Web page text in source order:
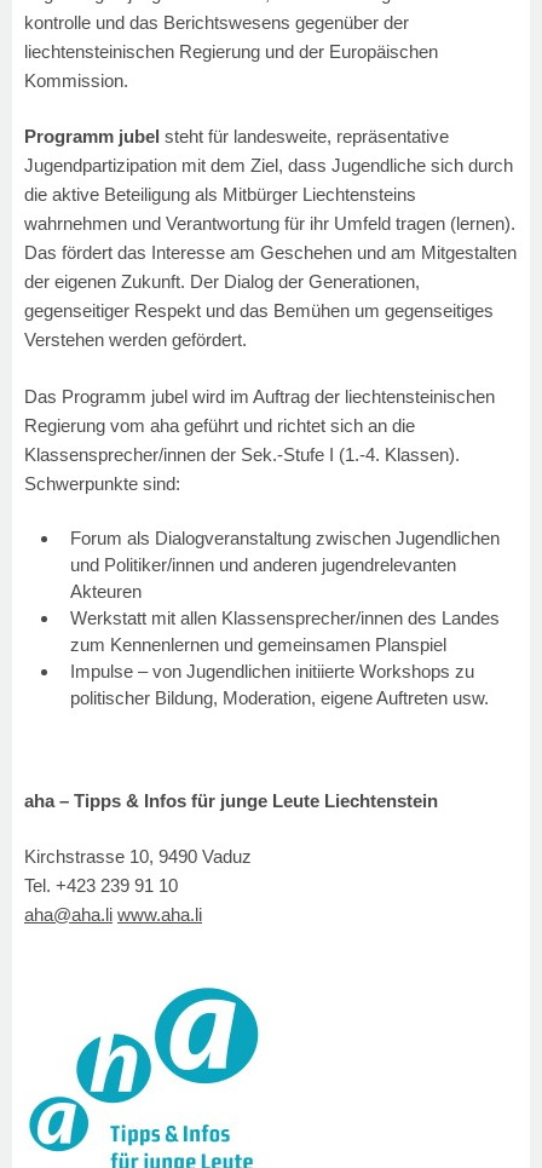
kontrolle und das Berichtswesens gegenüber der
liechtensteinischen Regierung und der Europäischen
Kommission.
Programm jubel steht für landesweite, repräsentative
Jugendpartizipation mit dem Ziel, dass Jugendliche sich durch
die aktive Beteiligung als Mitbürger Liechtensteins
wahrnehmen und Verantwortung für ihr Umfeld tragen (lernen).
Das fördert das Interesse am Geschehen und am Mitgestalten
der eigenen Zukunft. Der Dialog der Generationen,
gegenseitiger Respekt und das Bemühen um gegenseitiges
Verstehen werden gefördert.
Das Programm jubel wird im Auftrag der liechtensteinischen
Regierung vom aha geführt und richtet sich an die
Klassensprecher/innen der Sek.-Stufe I (1.-4. Klassen).
Schwerpunkte sind:
Forum als Dialogveranstaltung zwischen Jugendlichen
und Politiker/innen und anderen jugendrelevanten
Akteuren
Werkstatt mit allen Klassensprecher/innen des Landes
zum Kennenlernen und gemeinsamen Planspiel
Impulse – von Jugendlichen initiierte Workshops zu
politischer Bildung, Moderation, eigene Auftreten usw.
aha – Tipps & Infos für junge Leute Liechtenstein
Kirchstrasse 10, 9490 Vaduz
Tel. +423 239 91 10
aha@aha.li www.aha.li